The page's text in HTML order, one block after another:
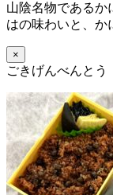
山陰名物であるか
はの味わいと、か
×
ごきげんべんとう